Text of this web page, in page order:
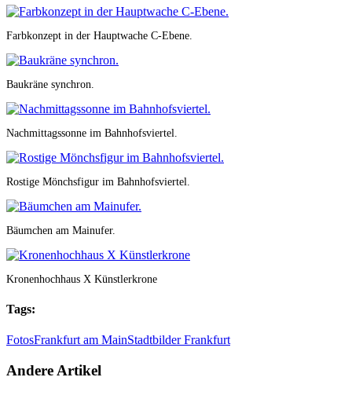
Farbkonzept in der Hauptwache C-Ebene.
Baukräne synchron.
Nachmittagssonne im Bahnhofsviertel.
Rostige Mönchsfigur im Bahnhofsviertel.
Bäumchen am Mainufer.
Kronenhochhaus X Künstlerkrone
Tags:
FotosFrankfurt am MainStadtbilder Frankfurt
Andere Artikel